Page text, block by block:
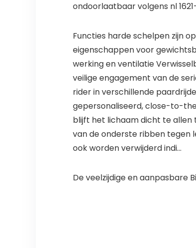
ondoorlaatbaar volgens nl 1621-
Functies harde schelpen zijn
eigenschappen voor
werking en ventilatie
veilige engagement van de
rider in verschillende
gepersonaliseerd, close-to-
blijft het lichaam dicht te
van de onderste ribben tegen
ook worden verwijderd indi…
De veelzijdige en aanpasbare